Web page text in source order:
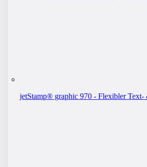
jetStamp® graphic 970 - Flexibler